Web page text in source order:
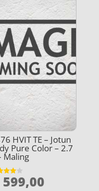
HVIT TE – Jotun
Pure Color – 2.7
Maling
599,00